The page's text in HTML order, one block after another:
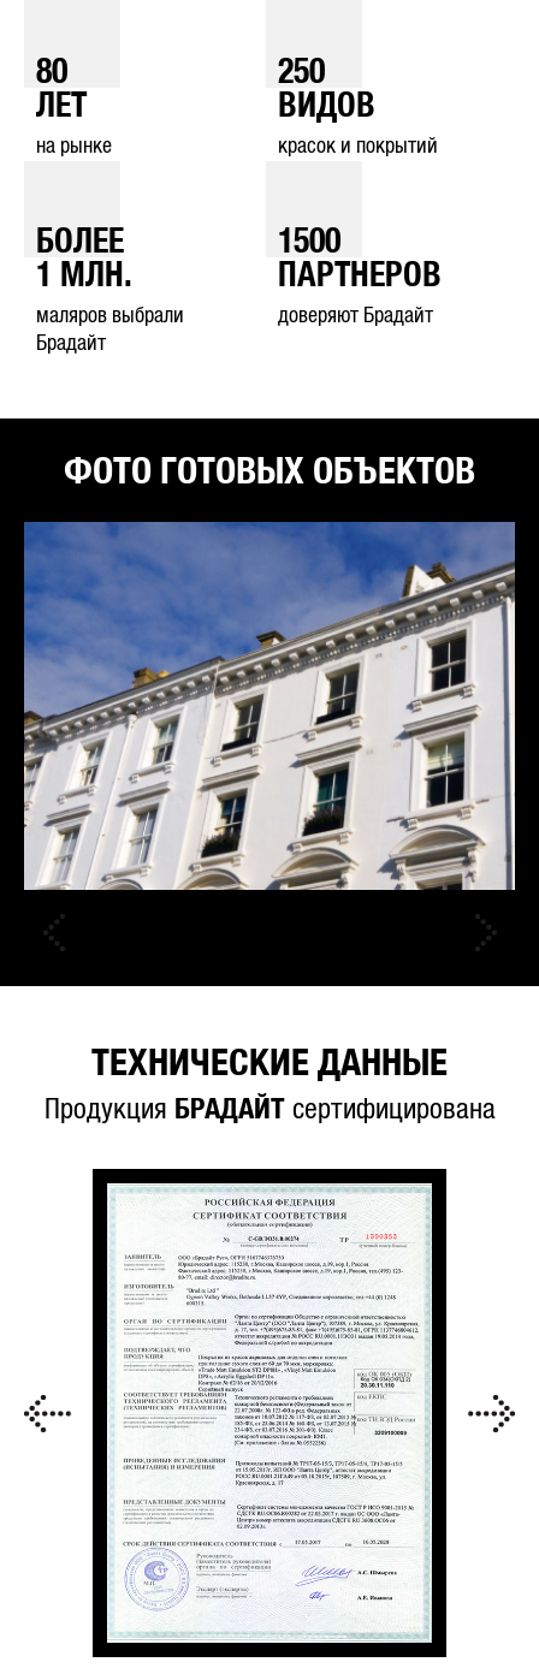
80
ЛЕТ
на рынке
250
ВИДОВ
красок и покрытий
БОЛЕЕ
1
МЛН.
маляров выбрали
Брадайт
1500
ПАРТНЕРОВ
доверяют Брадайт
ФОТО ГОТОВЫХ ОБЪЕКТОВ
ТЕХНИЧЕСКИЕ ДАННЫЕ
Продукция БРАДАЙТсертифицирована